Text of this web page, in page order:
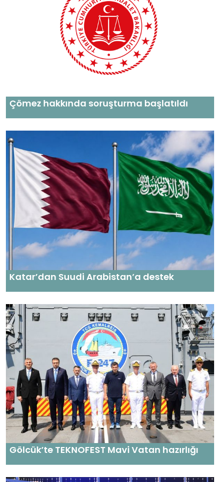
Çömez hakkında soruşturma başlatıldı
Katar’dan Suudi Arabistan’a destek
Gölcük’te TEKNOFEST Mavi Vatan hazırlığı